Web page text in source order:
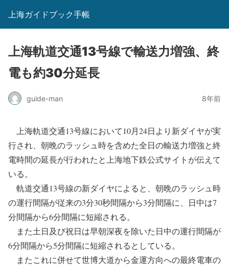
上海ガイドブック手帳
上海軌道交通13号線で輸送力増強、終
電も約30分延長
guide-man 8年前
上海軌道交通13号線において10月24日より新ダイヤが実
行され、朝晩のラッシュ時を含めた全日の輸送力増強と終
電時間の延長が行われたと上海地下鉄公式サイトが伝えて
いる。
軌道交通13号線の新ダイヤによると、朝晩のラッシュ時
の運行間隔が従来の3分30秒間隔から3分間隔に、日中は7
分間隔から6分間隔に短縮される。
また土日及び祝日は早朝深夜を除いた日中の運行間隔が
6分間隔から5分間隔に短縮されるとしている。
またこれに併せて世博大道から金運方向への最終電車の